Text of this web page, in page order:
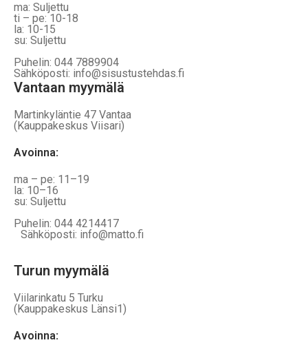
ma: Suljettu
ti – pe: 10-18
la: 10-15
su: Suljettu
Puhelin: 044 7889904
Sähköposti: info@sisustustehdas.fi
Vantaan myymälä
Martinkyläntie 47 Vantaa
(Kauppakeskus Viisari)
Avoinna:
ma – pe: 11–19
la: 10–16
su: Suljettu
Puhelin: 044 4214417
Sähköposti: info@matto.fi
Turun myymälä
Viilarinkatu 5 Turku
(Kauppakeskus Länsi1)
Avoinna: